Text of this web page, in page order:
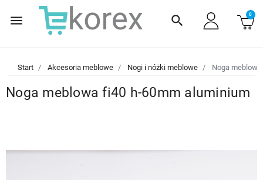
menu search 0
Start Akcesoria meblowe Nogi i nóżki meblowe Noga
Noga meblowa fi40 h-60mm aluminium